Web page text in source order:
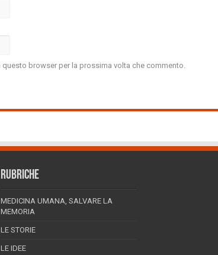
questo browser per la prossima volta che commento.
RUBRICHE
MEDICINA UMANA, SALVARE LA
MEMORIA
LE STORIE
LE IDEE